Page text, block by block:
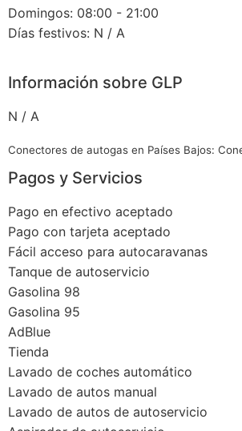
Domingos: 08:00 - 21:00
Días festivos: N / A
Información sobre GLP
N / A
Conectores de autogas en Países Bajos:
Pagos y Servicios
Pago en efectivo aceptado
Pago con tarjeta aceptado
Fácil acceso para autocaravanas
Tanque de autoservicio
Gasolina 98
Gasolina 95
AdBlue
Tienda
Lavado de coches automático
Lavado de autos manual
Lavado de autos de autoservicio